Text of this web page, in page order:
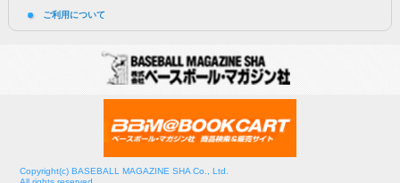
ご利用について
Copyright(c) BASEBALL MAGAZINE SHA Co., Ltd.